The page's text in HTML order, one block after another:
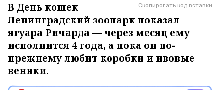
Скопировать код вставки
В День кошек
Ленинградский зоопарк показал
ягуара Ричарда — через месяц ему
исполнится 4 года, а пока он по-
прежнему любит коробки и ивовые
веники.